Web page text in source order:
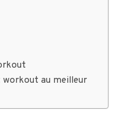
workout au meilleur